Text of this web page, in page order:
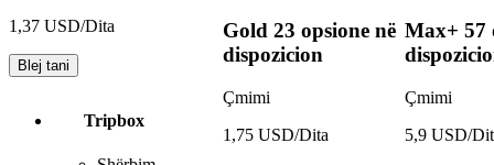
1,37 USD/Dita
Blej tani
Tripbox
Gold 23 opsione në
dispozicion
Çmimi
1,75 USD/Dita
Max+ 57
Çmimi
5,9 USD/